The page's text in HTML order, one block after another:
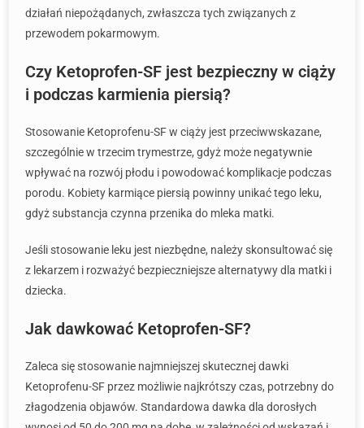
działań niepożądanych, zwłaszcza tych związanych z
przewodem pokarmowym.
Czy Ketoprofen-SF jest bezpieczny w ciąży
i podczas karmienia piersią?
Stosowanie Ketoprofenu-SF w ciąży jest przeciwwskazane,
szczególnie w trzecim trymestrze, gdyż może negatywnie
wpływać na rozwój płodu i powodować komplikacje podczas
porodu. Kobiety karmiące piersią powinny unikać tego leku,
gdyż substancja czynna przenika do mleka matki.
Jeśli stosowanie leku jest niezbędne, należy skonsultować się
z lekarzem i rozważyć bezpieczniejsze alternatywy dla matki i
dziecka.
Jak dawkować Ketoprofen-SF?
Zaleca się stosowanie najmniejszej skutecznej dawki
Ketoprofenu-SF przez możliwie najkrótszy czas, potrzebny do
złagodzenia objawów. Standardowa dawka dla dorosłych